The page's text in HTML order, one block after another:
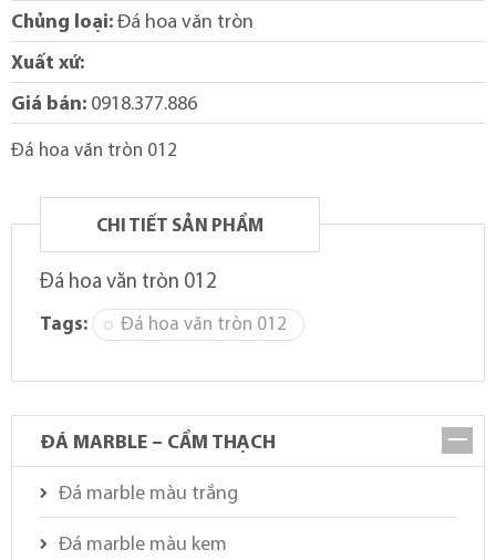
Chủng loại: Đá hoa văn tròn
Xuất xứ:
Giá bán: 0918.377.886
Đá hoa văn tròn 012
CHI TIẾT SẢN PHẨM
Đá hoa văn tròn 012
Tags: Đá hoa văn tròn 012
ĐÁ MARBLE – CẨM THẠCH
Đá marble màu trắng
Đá marble màu kem